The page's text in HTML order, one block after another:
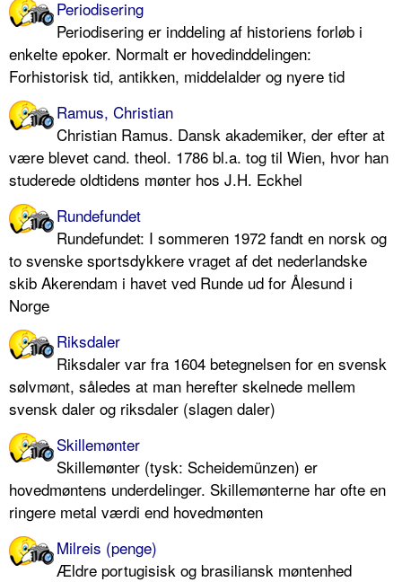
Periodisering
Periodisering er inddeling af historiens forløb i
enkelte epoker. Normalt er hovedinddelingen:
Forhistorisk tid, antikken, middelalder og nyere tid
Ramus, Christian
Christian Ramus. Dansk akademiker, der efter at
være blevet cand. theol. 1786 bl.a. tog til Wien, hvor han
studerede oldtidens mønter hos J.H. Eckhel
Rundefundet
Rundefundet: I sommeren 1972 fandt en norsk og
to svenske sportsdykkere vraget af det nederlandske
skib Akerendam i havet ved Runde ud for Ålesund i
Norge
Riksdaler
Riksdaler var fra 1604 betegnelsen for en svensk
sølvmønt, således at man herefter skelnede mellem
svensk daler og riksdaler (slagen daler)
Skillemønter
Skillemønter (tysk: Scheidemünzen) er
hovedmøntens underdelinger. Skillemønterne har ofte en
ringere metal værdi end hovedmønten
Milreis (penge)
Ældre portugisisk og brasiliansk møntenhed